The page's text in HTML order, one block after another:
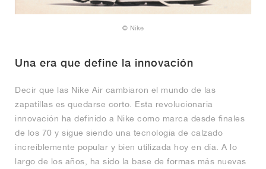
© Nike
Una era que define la innovación
Decir que las Nike Air cambiaron el mundo de las
zapatillas es quedarse corto. Esta revolucionaria
innovación ha definido a Nike como marca desde finales
de los 70 y sigue siendo una tecnología de calzado
increíblemente popular y bien utilizada hoy en día. A lo
largo de los años, ha sido la base de formas más nuevas